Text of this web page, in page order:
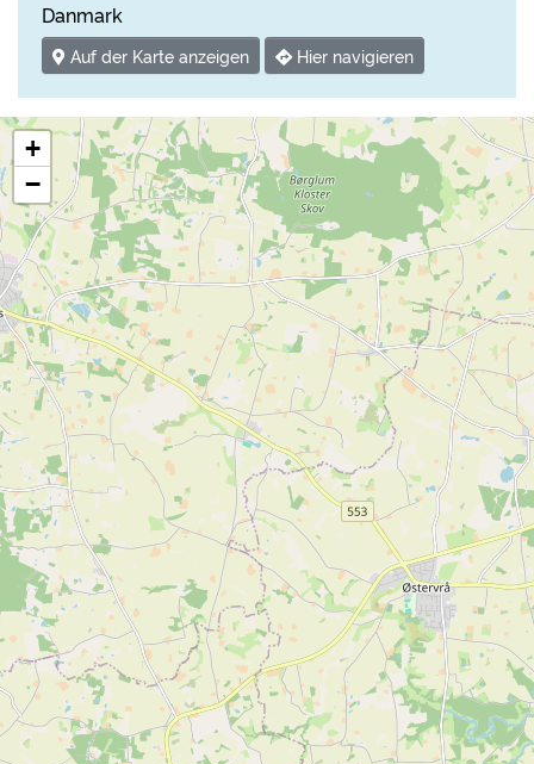
Danmark
Auf der Karte anzeigen Hier navigieren
+
−